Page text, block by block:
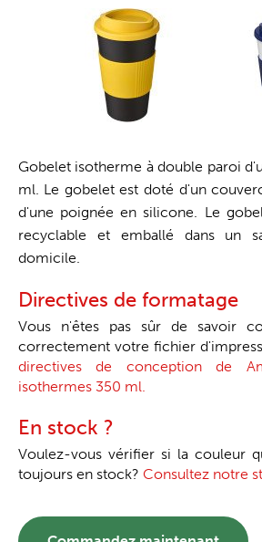
Gobelet isotherme à double paroi
ml. Le gobelet est doté d'un
d'une poignée en silicone. Le
recyclable et emballé dans un
domicile.
Directives de formatage
Vous n'êtes pas sûr de savoir
correctement votre fichier
directives de conception de
isothermes 350 ml.
En stock ?
Voulez-vous vérifier si la couleur
toujours en stock? Consultez notre